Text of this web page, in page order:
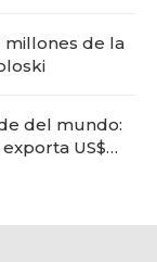
millones de la
del mundo:
US$